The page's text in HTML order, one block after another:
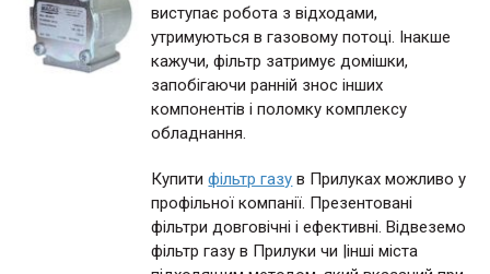
виступає робота з відходами,
утримуються в газовому потоці. Інакше
кажучи, фільтр затримує домішки,
запобігаючи ранній знос інших
компонентів і поломку комплексу
обладнання.
Купитифільтр газу в Прилуках можливо у
профільної компанії. Презентовані
фільтри довговічні і ефективні. Відвеземо
фільтр газу в Прилуки чи |інші міста